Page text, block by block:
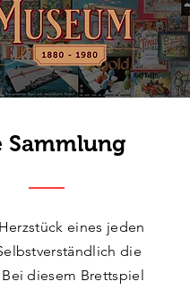
Sammlung
eines jeden
die
diesem Brettspiel